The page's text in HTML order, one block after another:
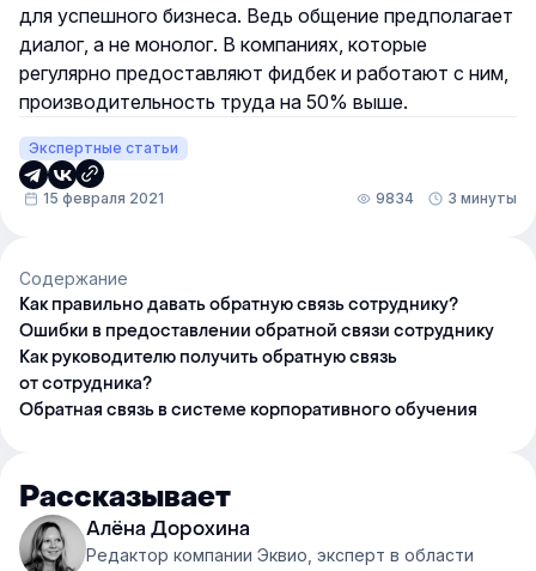
для успешного бизнеса. Ведь общение предполагает
диалог, а не монолог. В компаниях, которые
регулярно предоставляют фидбек и работают с ним,
производительность труда на 50% выше.
Экспертные статьи
15 февраля 2021 9834 3 минуты
Содержание
Как правильно давать обратную связь сотруднику?
Ошибки в предоставлении обратной связи сотруднику
Как руководителю получить обратную связь
от сотрудника?
Обратная связь в системе корпоративного обучения
Рассказывает
Алёна Дорохина
Редактор компании Эквио, эксперт в области